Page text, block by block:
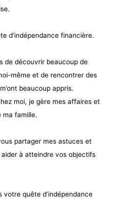
d’indépendance financière.
de découvrir beaucoup de
même et de rencontrer des
beaucoup appris.
moi, je gère mes affaires et
ma famille.
partager mes astuces et
à atteindre vos objectifs
votre quête d’indépendance